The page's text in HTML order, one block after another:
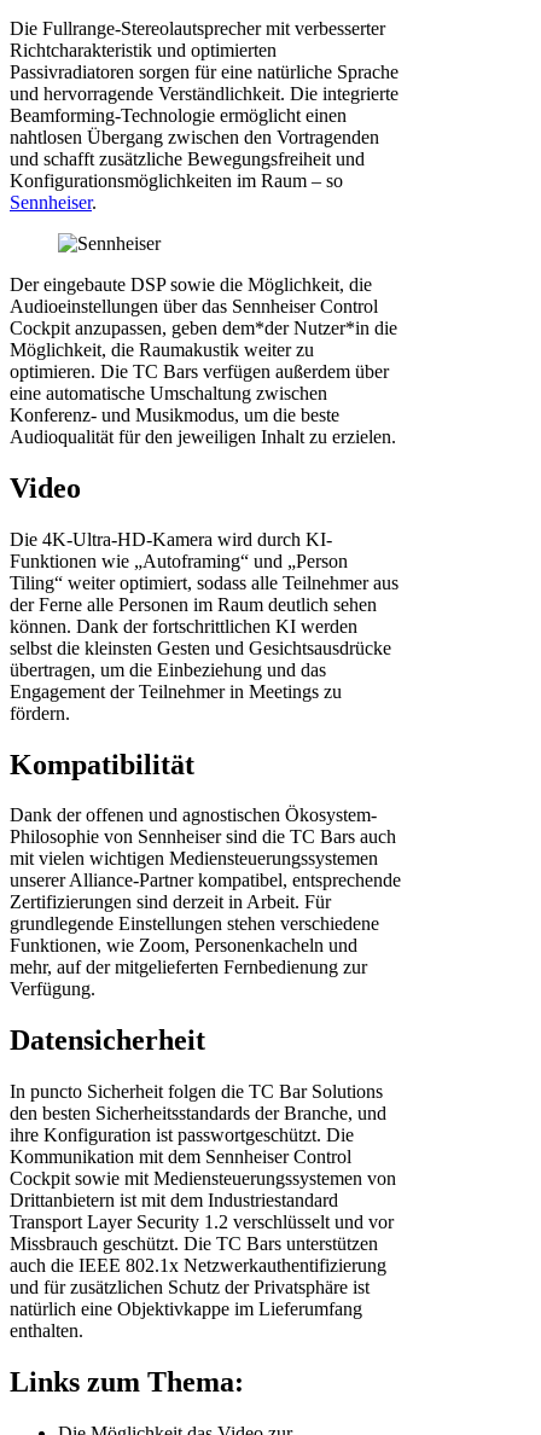
Die Fullrange-Stereolautsprecher mit verbesserter
Richtcharakteristik und optimierten
Passivradiatoren sorgen für eine natürliche Sprache
und hervorragende Verständlichkeit. Die integrierte
Beamforming-Technologie ermöglicht einen
nahtlosen Übergang zwischen den Vortragenden
und schafft zusätzliche Bewegungsfreiheit und
Konfigurationsmöglichkeiten im Raum – so
Sennheiser.
Der eingebaute DSP sowie die Möglichkeit, die
Audioeinstellungen über das Sennheiser Control
Cockpit anzupassen, geben dem*der Nutzer*in die
Möglichkeit, die Raumakustik weiter zu
optimieren. Die TC Bars verfügen außerdem über
eine automatische Umschaltung zwischen
Konferenz- und Musikmodus, um die beste
Audioqualität für den jeweiligen Inhalt zu erzielen.
Video
Die 4K-Ultra-HD-Kamera wird durch KI-
Funktionen wie „Autoframing“ und „Person
Tiling“ weiter optimiert, sodass alle Teilnehmer aus
der Ferne alle Personen im Raum deutlich sehen
können. Dank der fortschrittlichen KI werden
selbst die kleinsten Gesten und Gesichtsausdrücke
übertragen, um die Einbeziehung und das
Engagement der Teilnehmer in Meetings zu
fördern.
Kompatibilität
Dank der offenen und agnostischen Ökosystem-
Philosophie von Sennheiser sind die TC Bars auch
mit vielen wichtigen Mediensteuerungssystemen
unserer Alliance-Partner kompatibel, entsprechende
Zertifizierungen sind derzeit in Arbeit. Für
grundlegende Einstellungen stehen verschiedene
Funktionen, wie Zoom, Personenkacheln und
mehr, auf der mitgelieferten Fernbedienung zur
Verfügung.
Datensicherheit
In puncto Sicherheit folgen die TC Bar Solutions
den besten Sicherheitsstandards der Branche, und
ihre Konfiguration ist passwortgeschützt. Die
Kommunikation mit dem Sennheiser Control
Cockpit sowie mit Mediensteuerungssystemen von
Drittanbietern ist mit dem Industriestandard
Transport Layer Security 1.2 verschlüsselt und vor
Missbrauch geschützt. Die TC Bars unterstützen
auch die IEEE 802.1x Netzwerkauthentifizierung
und für zusätzlichen Schutz der Privatsphäre ist
natürlich eine Objektivkappe im Lieferumfang
enthalten.
Links zum Thema: